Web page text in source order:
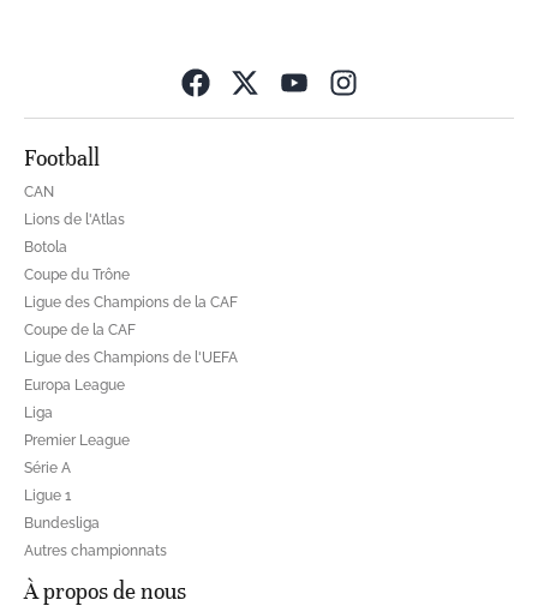
Football
CAN
Lions de l'Atlas
Botola
Coupe du Trône
Ligue des Champions de la CAF
Coupe de la CAF
Ligue des Champions de l'UEFA
Europa League
Liga
Premier League
Série A
Ligue 1
Bundesliga
Autres championnats
À propos de nous